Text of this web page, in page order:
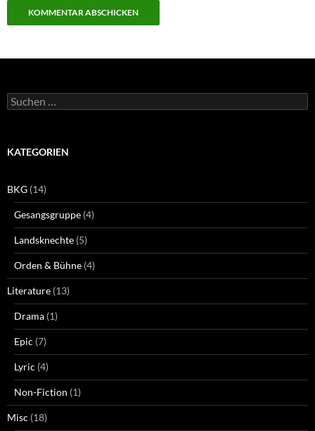
Suchen
nach:
KATEGORIEN
BKG (14)
Gesangsgruppe (4)
Landsknechte (5)
Orden & Bühne (4)
Literature (13)
Drama (1)
Epic (7)
Lyric (4)
Non-Fiction (1)
Misc (18)